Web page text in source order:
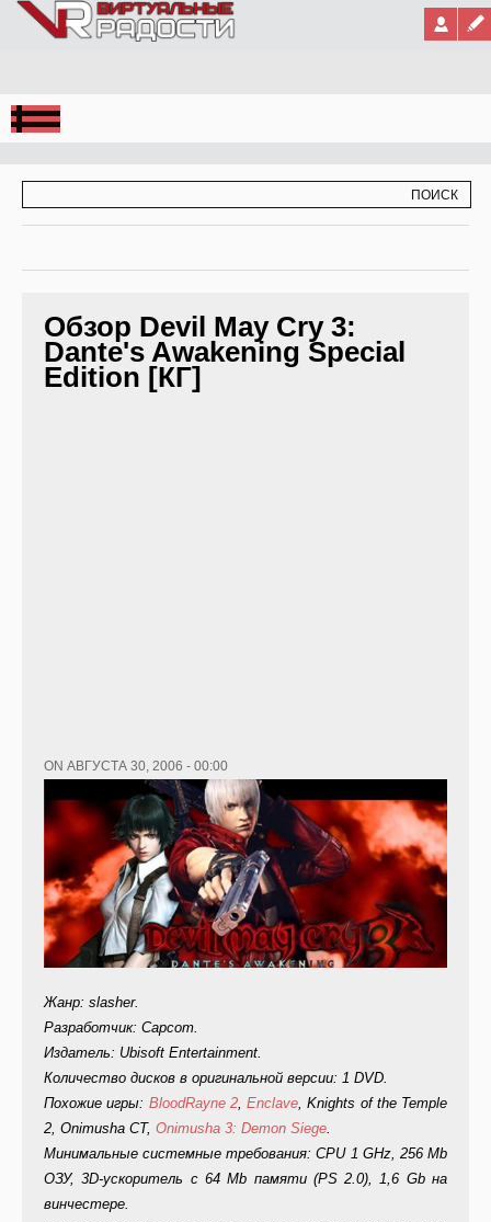
Jump to Navigation
Обзор Devil May Cry 3:
Dante's Awakening Special
Edition [КГ]
ON АВГУСТА 30, 2006 - 00:00
Жанр: slasher.
Разработчик: Capcom.
Издатель: Ubisoft Entertainment.
Количество дисков в оригинальной версии: 1 DVD.
Похожие игры: BloodRayne 2, Enclave, Knights of the Temple
2, Onimusha CT, Onimusha 3: Demon Siege.
Минимальные системные требования: CPU 1 GHz, 256 Mb
ОЗУ, 3D-ускоритель с 64 Mb памяти (PS 2.0), 1,6 Gb на
винчестере.